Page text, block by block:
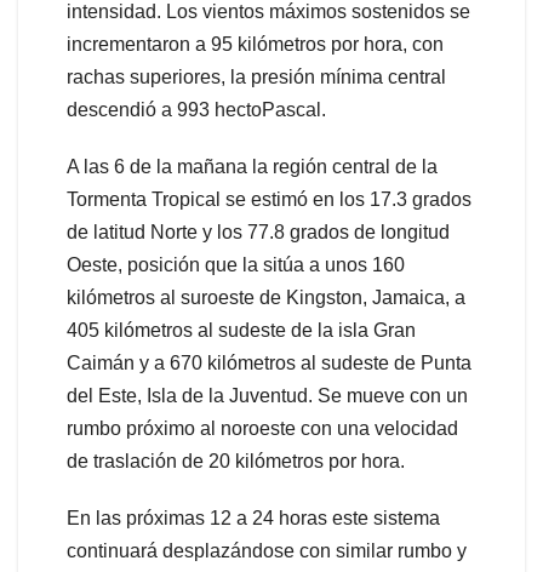
intensidad. Los vientos máximos sostenidos se
incrementaron a 95 kilómetros por hora, con
rachas superiores, la presión mínima central
descendió a 993 hectoPascal.
A las 6 de la mañana la región central de la
Tormenta Tropical se estimó en los 17.3 grados
de latitud Norte y los 77.8 grados de longitud
Oeste, posición que la sitúa a unos 160
kilómetros al suroeste de Kingston, Jamaica, a
405 kilómetros al sudeste de la isla Gran
Caimán y a 670 kilómetros al sudeste de Punta
del Este, Isla de la Juventud. Se mueve con un
rumbo próximo al noroeste con una velocidad
de traslación de 20 kilómetros por hora.
En las próximas 12 a 24 horas este sistema
continuará desplazándose con similar rumbo y